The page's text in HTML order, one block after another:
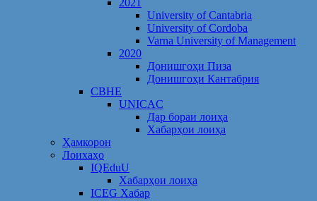
2021
University of Cantabria
University of Cordoba
Varna University of Management
2020
Донишгоҳи Пиза
Донишгоҳи Кантабрия
CBHE
UNICAC
Дар бораи лоиҳа
Хабарҳои лоиҳа
Ҳамкорон
Лоихаҳо
IQEduU
Хабарҳои лоиҳа
ICEG Хабар